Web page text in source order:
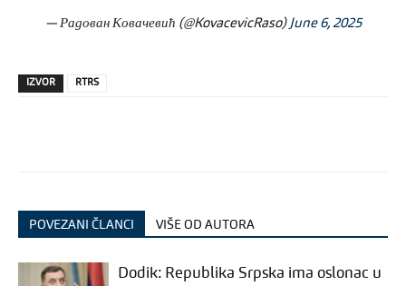
— Радован Ковачевић (@KovacevicRaso) June 6, 2025
IZVOR RTRS
POVEZANI ČLANCI VIŠE OD AUTORA
Dodik: Republika Srpska ima oslonac u